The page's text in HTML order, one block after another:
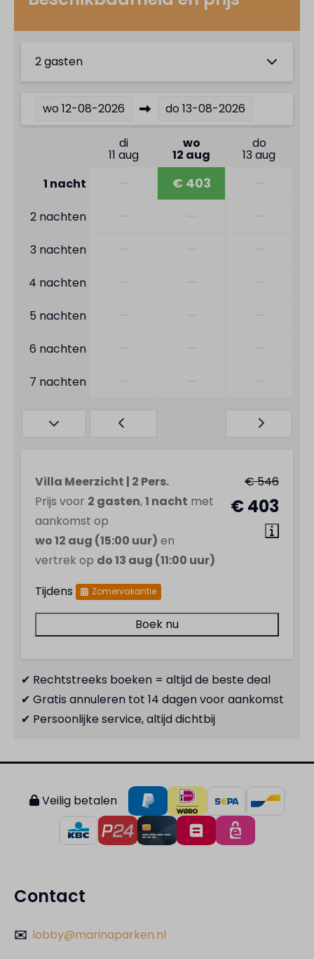
2 gasten
wo 12-08-2026 do 13-08-2026
di
11 aug
wo
12 aug
do
13 aug
1 nacht
€ 403
2 nachten
3 nachten
4 nachten
5 nachten
6 nachten
7 nachten
€ 546
€ 403
Villa Meerzicht | 2 Pers.
Prijs voor 2 gasten,1 nacht met
aankomst op
wo 12 aug (15:00 uur) en
vertrek op do 13 aug (11:00 uur)
Tijdens
Zomervakantie
Boek nu
✔ Rechtstreeks boeken = altijd de beste deal
✔ Gratis annuleren tot 14 dagen voor aankomst
✔ Persoonlijke service, altijd dichtbij
Veilig betalen
Contact
✉️ lobby@marinaparken.nl